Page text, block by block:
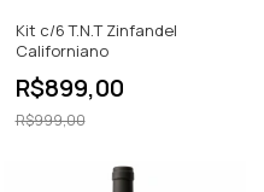
Kit c/6 T.N.T Zinfandel
Californiano
R$899,00
R$999,00